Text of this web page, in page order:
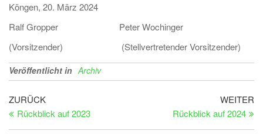
Köngen, 20. März 2024
Ralf Gropper Peter Wochinger
(Vorsitzender) (Stellvertretender Vorsitzender)
Veröffentlicht in Archiv
Beitragsnavigation
Vorheriger
Beitrag
ZURÜCK
Rückblick auf 2023
WEITER
Rückblick auf 2024